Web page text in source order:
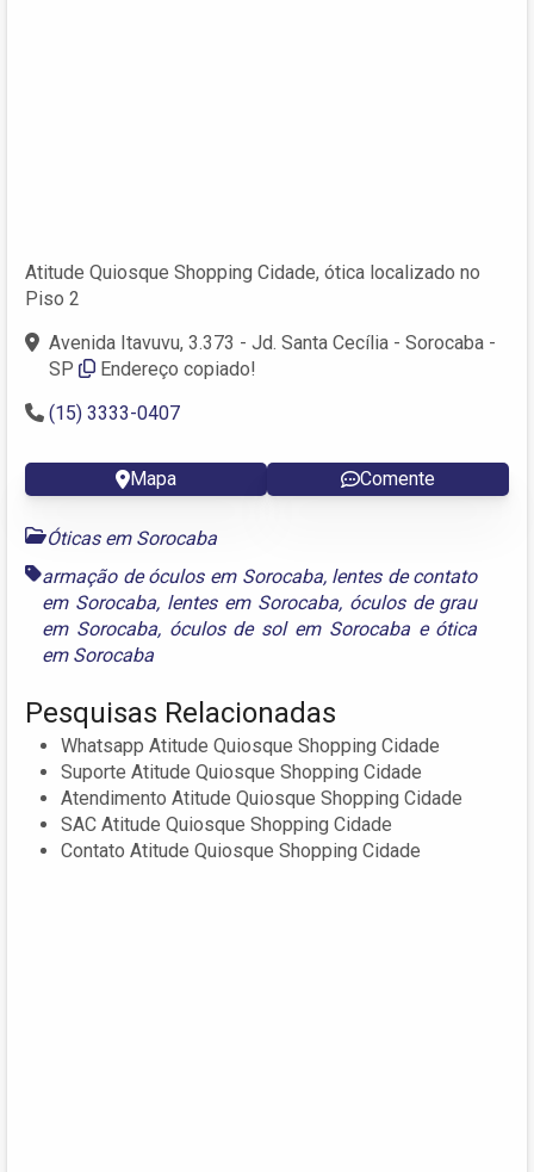
Atitude Quiosque Shopping Cidade, ótica localizado no
Piso 2
Avenida Itavuvu, 3.373 - Jd. Santa Cecília - Sorocaba -
SP
Endereço copiado!
(15) 3333-0407
Mapa Comente
Óticas em Sorocaba
armação de óculos em Sorocaba, lentes de contato
em Sorocaba, lentes em Sorocaba, óculos de grau
em Sorocaba, óculos de sol em Sorocabae ótica
em Sorocaba
Pesquisas Relacionadas
Whatsapp Atitude Quiosque Shopping Cidade
Suporte Atitude Quiosque Shopping Cidade
Atendimento Atitude Quiosque Shopping Cidade
SAC Atitude Quiosque Shopping Cidade
Contato Atitude Quiosque Shopping Cidade